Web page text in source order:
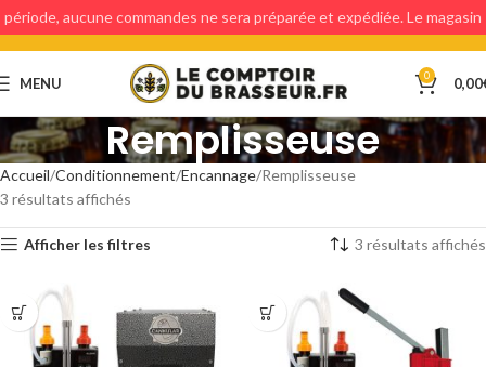
MENU 0 0,00
Remplisseuse
Accueil Conditionnement Encannage Remplisseuse
3 résultats affichés
Afficher les filtres 3 résultats affichés
période, aucune commandes ne sera préparée et expédiée. Le magasin
étant fermé, aucun retraits en magasin ne sera possible.